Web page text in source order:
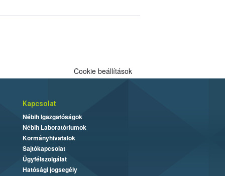
Cookie beállítások
Kapcsolat
Nébih Igazgatóságok
Nébih Laboratóriumok
Kormányhivatalok
Sajtókapcsolat
Ügyfélszolgálat
Hatósági jogsegély